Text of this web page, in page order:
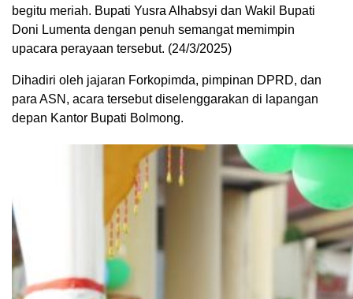
begitu meriah. Bupati Yusra Alhabsyi dan Wakil Bupati
Doni Lumenta dengan penuh semangat memimpin
upacara perayaan tersebut. (24/3/2025)
Dihadiri oleh jajaran Forkopimda, pimpinan DPRD, dan
para ASN, acara tersebut diselenggarakan di lapangan
depan Kantor Bupati Bolmong.